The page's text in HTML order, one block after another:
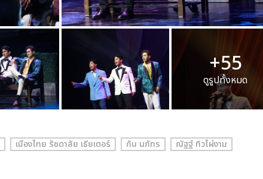
+55
ดูรูปทั้งหมด
เมืองไทย รัชดาลัย เธียเตอร์ กัน นภัทร
ณัฐฐ์ ทิวไผ่งาม